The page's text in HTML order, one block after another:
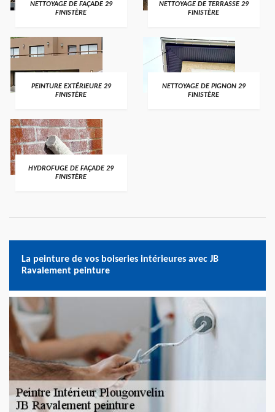
NETTOYAGE DE FAÇADE 29
FINISTÈRE
NETTOYAGE DE TERRASSE 29
FINISTÈRE
PEINTURE EXTÉRIEURE 29
FINISTÈRE
NETTOYAGE DE PIGNON 29
FINISTÈRE
HYDROFUGE DE FAÇADE 29
FINISTÈRE
La peinture de vos boiseries intérieures avec JB
Ravalement peinture